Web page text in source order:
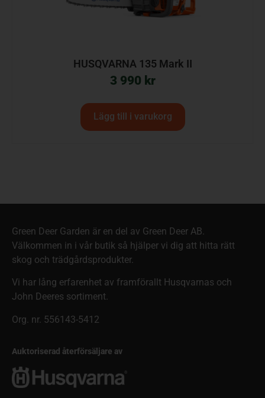
HUSQVARNA 135 Mark II
3 990 kr
Lägg till i varukorg
Green Deer Garden är en del av Green Deer AB.
Välkommen in i vår butik så hjälper vi dig att hitta rätt
skog och trädgårdsprodukter.
Vi har lång erfarenhet av framförallt Husqvarnas och
John Deeres sortiment.
Org. nr. 556143-5412
Auktoriserad återförsäljare av